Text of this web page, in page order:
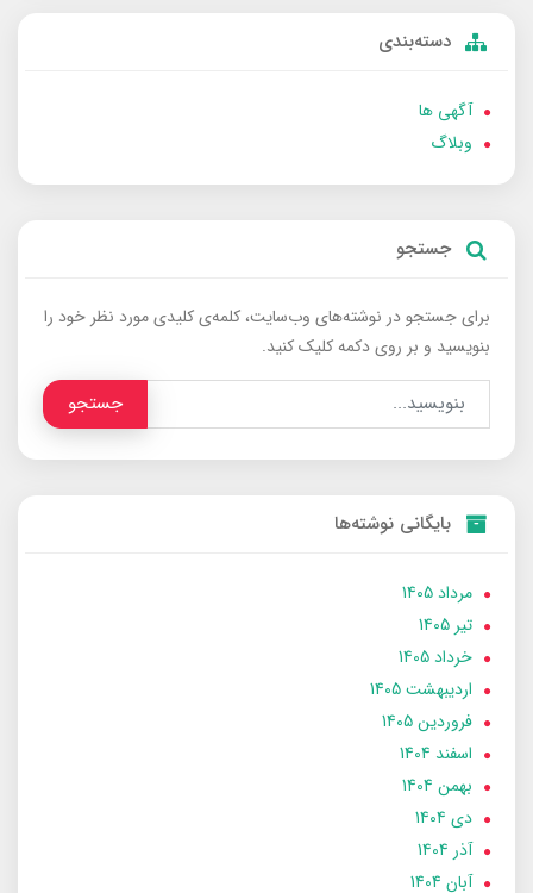
دسته‌بندی
آگهی ها
وبلاگ
جستجو
برای جستجو در نوشته‌های وب‌سایت، کلمه‌ی کلیدی مورد نظر خود را
بنویسید و بر روی دکمه کلیک کنید.
جستجو
بایگانی نوشته‌ها
مرداد 1405
تير 1405
خرداد 1405
ارديبهشت 1405
فروردین 1405
اسفند 1404
بهمن 1404
دی 1404
آذر 1404
آبان 1404